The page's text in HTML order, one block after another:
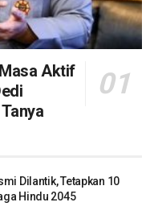
Aktif
Dilantik, Tetapkan 10
Hindu 2045